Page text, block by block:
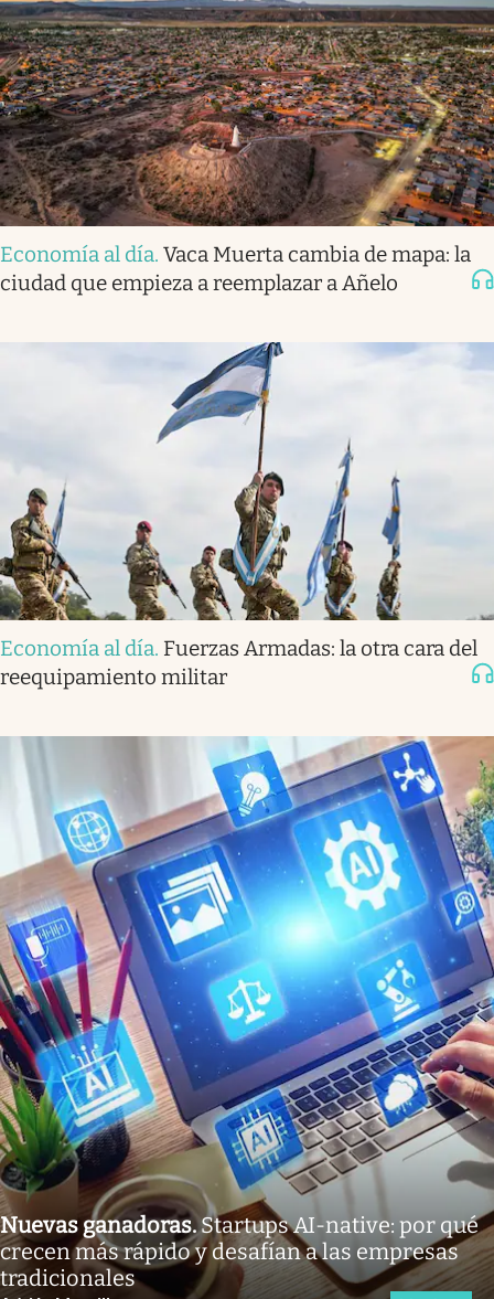
Economía al día. Vaca Muerta cambia de mapa: la
ciudad que empieza a reemplazar a Añelo
Economía al día. Fuerzas Armadas: la otra cara del
reequipamiento militar
Nuevas ganadoras.Startups AI-native: por qué
crecen más rápido y desafían a las empresas
tradicionales